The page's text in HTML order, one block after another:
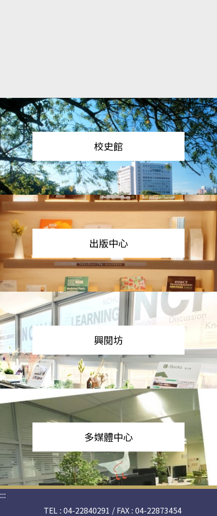
校史館
出版中心
興閱坊
多媒體中心
:::
TEL : 04-22840291 / FAX : 04-22873454